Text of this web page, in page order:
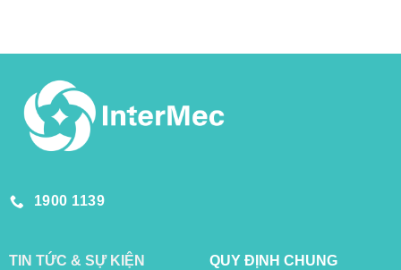
1900 1139
TIN TỨC & SỰ KIỆN
QUY ĐỊNH CHUNG